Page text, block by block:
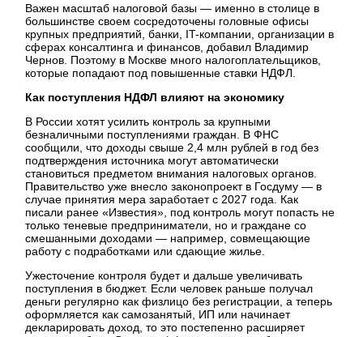
Важен масштаб налоговой базы — именно в столице в
большинстве своем сосредоточены головные офисы
крупных предприятий, банки, IT-компании, организации в
сферах консалтинга и финансов, добавил Владимир
Чернов. Поэтому в Москве много налогоплательщиков,
которые попадают под повышенные ставки НДФЛ.
Как поступления НДФЛ влияют на экономику
В России хотят усилить контроль за крупными
безналичными поступлениями граждан. В ФНС
сообщили, что доходы свыше 2,4 млн рублей в год без
подтверждения источника могут автоматически
становиться предметом внимания налоговых органов.
Правительство уже внесло законопроект в Госдуму — в
случае принятия мера заработает с 2027 года. Как
писали ранее «Известия», под контроль могут попасть не
только теневые предприниматели, но и граждане со
смешанными доходами — например, совмещающие
работу с подработками или сдающие жилье.
Ужесточение контроля будет и дальше увеличивать
поступления в бюджет. Если человек раньше получал
деньги регулярно как физлицо без регистрации, а теперь
оформляется как самозанятый, ИП или начинает
декларировать доход, то это постепенно расширяет